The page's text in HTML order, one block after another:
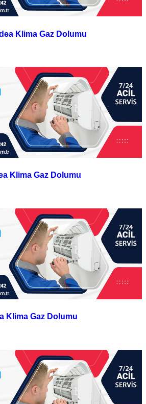
Klima Gaz Dolumu
Klima Gaz Dolumu
Klima Gaz Dolumu